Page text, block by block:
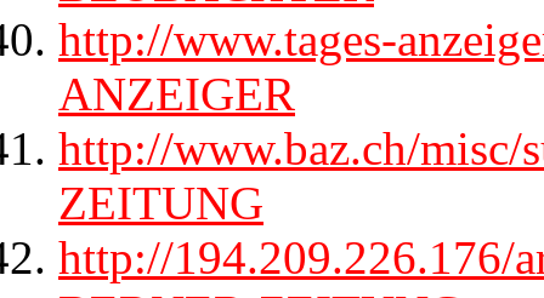
http://www.tages-
ANZEIGER
http://www.baz.ch/
ZEITUNG
http://194.209.226.176/